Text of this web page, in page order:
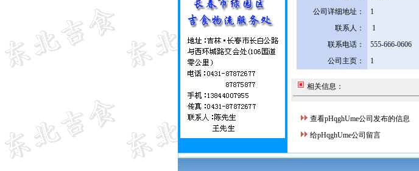
公司详细地址：
1
联系人：
1
联系电话：
555-666-0606
公司主页：
1
相关信息：
查看pHqghUme公司发布的信息
给pHqghUme公司留言